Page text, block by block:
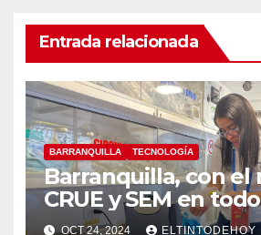
Entrada relacionada
BARRANQUILLA TECNOLOGÍA
Barranquilla, con el
CRUE y SEM en
MinSalud
OCT 24, 2024 ELTINTODEHOY